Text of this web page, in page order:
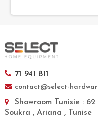
71 941 811
contact@select-
Showroom Tunisie :
Soukra , Ariana , Tunise